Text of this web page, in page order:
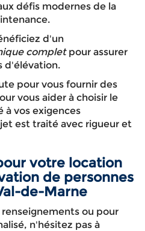
défis modernes de la
d'un
completpour assurer
d'élévation.
pour vous fournir des
vous aider à choisir le
à vos exigences
est traité avec rigueur et
votre location
de personnes
de-Marne
ou pour
n'hésitez pas à